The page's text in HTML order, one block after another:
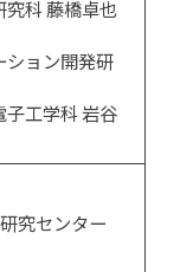
科 藤橋卓也
ション開発研
工学科 岩谷
究センター